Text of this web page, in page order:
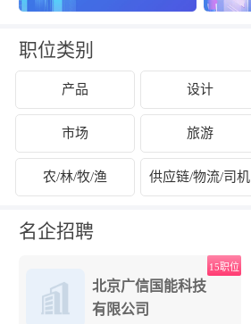
职位类别
产品 设计
市场 旅游
农/林/牧/渔 供应链/物流/司机
名企招聘
北京广信国能科技
有限公司
15职位